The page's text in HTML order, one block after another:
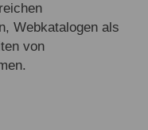
Webkatalogen als
von